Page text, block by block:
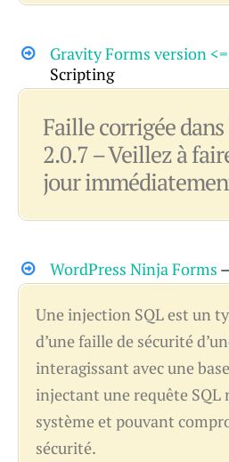
Gravity Forms version
Scripting
Faille corrigée
2.0.7 – Veillez à
jour
WordPress Ninja Forms
Une injection SQL est un
d’une faille de sécurité
interagissant avec une
injectant une requête SQL
système et pouvant
sécurité.